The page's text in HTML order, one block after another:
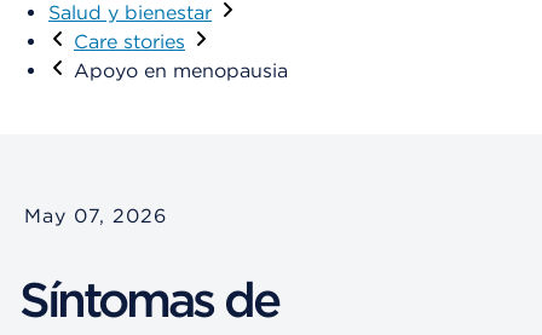
Salud y bienestar
Care stories
Apoyo en menopausia
May 07, 2026
Síntomas de